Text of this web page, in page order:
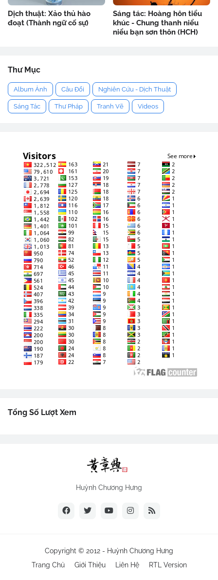
Dịch thuật: Xảo thủ hào
đoạt (Thành ngữ cố sự)
Sáng tác: Hoàng hôn tiểu
khúc - Chung thanh niểu
niểu bạn sơn thôn (HCH)
Thư Mục
Album Ảnh Câu Đối Nghiên Cứu - Dịch Thuật
Sáng Tác Thư Pháp Tranh Vẽ Videos
Tổng Số Lượt Xem
Huỳnh Chương Hưng
Copyright © 2012 - Huỳnh Chương Hưng
Trang Chủ
Giới Thiệu Liên Hệ RTL Version